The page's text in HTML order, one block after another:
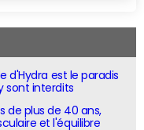
d'Hydra est le paradis
sont interdits
de plus de 40 ans,
et l'équilibre